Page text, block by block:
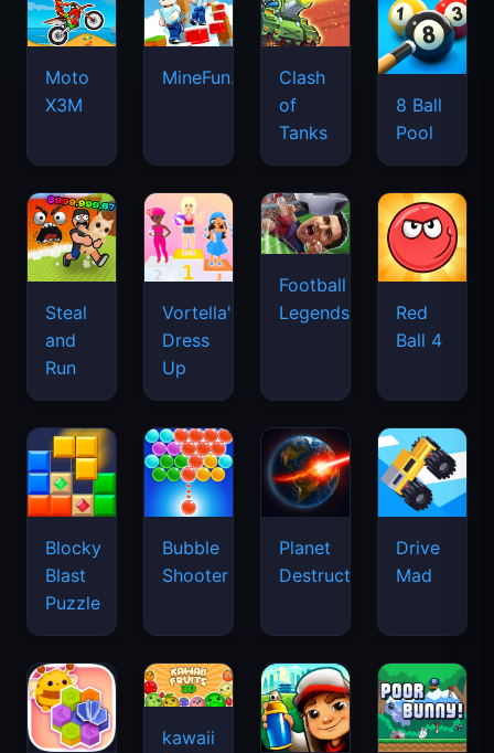
Moto
X3M
MineFun.io
Clash
of
Tanks
8 Ball
Pool
Steal
and
Run
Vortella's
Dress
Up
Football
Legends
Red
Ball 4
Blocky
Blast
Puzzle
Bubble
Shooter
Planet
Destruction
Drive
Mad
kawaii